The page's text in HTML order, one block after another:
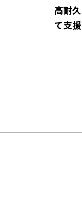
高耐
て支